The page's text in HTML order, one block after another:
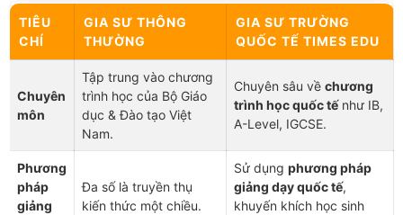
TIÊU
CHÍ
GIA SƯ THÔNG
THƯỜNG
GIA SƯ TRƯỜNG
QUỐC TẾ TIMES EDU
Chuyên
môn
Tập trung vào chương
trình học của Bộ Giáo
dục & Đào tạo Việt
Nam.
Chuyên sâu về chương
trình học quốc tếnhư IB,
A-Level, IGCSE.
Phương
pháp
giảng
Đa số là truyền thụ
kiến thức một chiều.
Sử dụng phương pháp
giảng dạy quốc tế,
khuyến khích học sinh